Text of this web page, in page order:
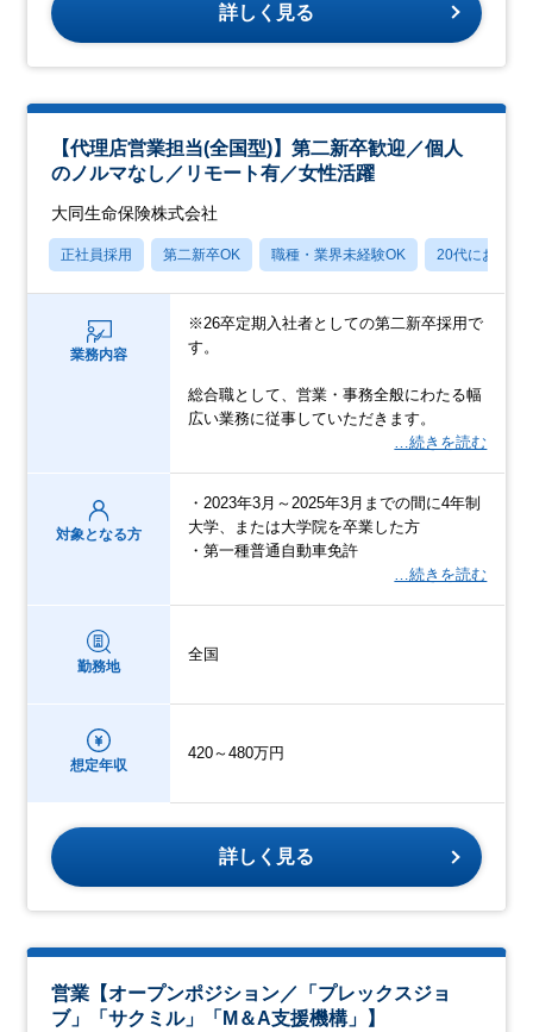
詳しく見る
【代理店営業担当(全国型)】第二新卒歓迎／個人
のノルマなし／リモート有／女性活躍
大同生命保険株式会社
正社員採用 第二新卒OK 職種・業界未経験OK 20代におすす
業務内容
※26卒定期入社者としての第二新卒採用で
す。
総合職として、営業・事務全般にわたる幅
広い業務に従事していただきます。
…続きを読む
対象となる方
・2023年3月～2025年3月までの間に4年制
大学、または大学院を卒業した方
・第一種普通自動車免許
…続きを読む
勤務地
全国
想定年収
420～480万円
詳しく見る
営業【オープンポジション／「プレックスジョ
ブ」「サクミル」「M＆A支援機構」】